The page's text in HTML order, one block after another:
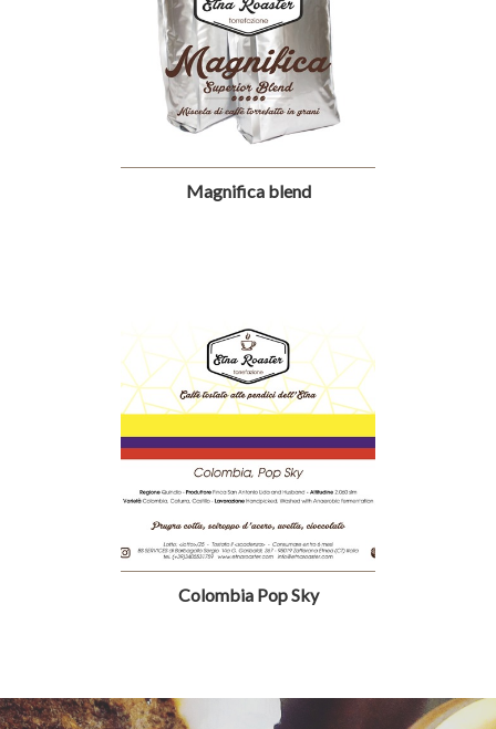
Magnifica blend
Colombia Pop Sky